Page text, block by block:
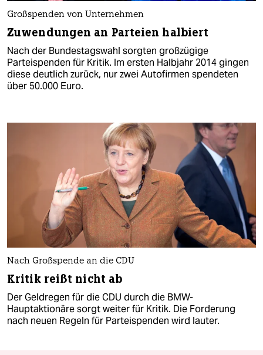
Großspenden von Unternehmen
Zuwendungen an Parteien halbiert
Nach der Bundestagswahl sorgten großzügige
Parteispenden für Kritik. Im ersten Halbjahr 2014 gingen
diese deutlich zurück, nur zwei Autofirmen spendeten
über 50.000 Euro.
Nach Großspende an die CDU
Kritik reißt nicht ab
Der Geldregen für die CDU durch die BMW-
Hauptaktionäre sorgt weiter für Kritik. Die Forderung
nach neuen Regeln für Parteispenden wird lauter.